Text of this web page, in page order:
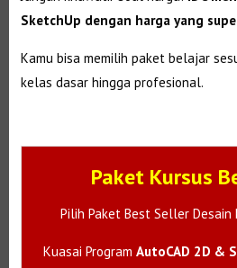
SketchUp dengan harga yang
Kamu bisa memilih paket belajar
kelas dasar hingga profesional.
Paket Kursus
Pilih Paket Best Seller
Kuasai Program AutoCAD 2D &